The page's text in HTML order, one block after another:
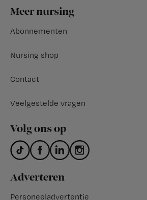
Footer
Meer nursing
Abonnementen
Nursing shop
Contact
Veelgestelde vragen
Volg ons op
Adverteren
Personeeladvertentie